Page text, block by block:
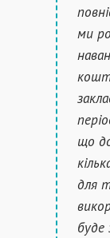
ми
що
для
буде